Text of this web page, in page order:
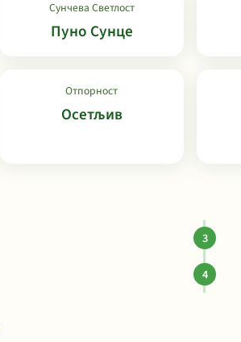
Сунчева Светлост
Пуно Сунце
Отпорност
Осетљив